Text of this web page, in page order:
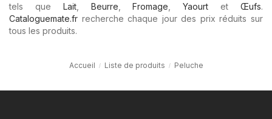
tels que Lait, Beurre ,Fromage ,Yaourt etŒufs.
Cataloguemate.fr recherche chaque jour des prix réduits sur
tous les produits.
Accueil Liste de produits Peluche